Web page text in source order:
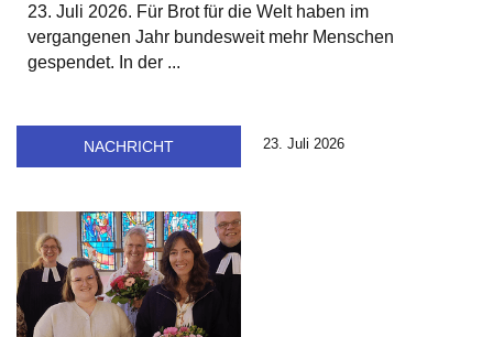
23. Juli 2026. Für Brot für die Welt haben im
vergangenen Jahr bundesweit mehr Menschen
gespendet. In der ...
NACHRICHT 23. Juli 2026